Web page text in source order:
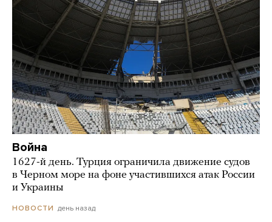
Война
1627-й день. Турция ограничила движение судов
в Черном море на фоне участившихся атак России
и Украины
НОВОСТИ день назад